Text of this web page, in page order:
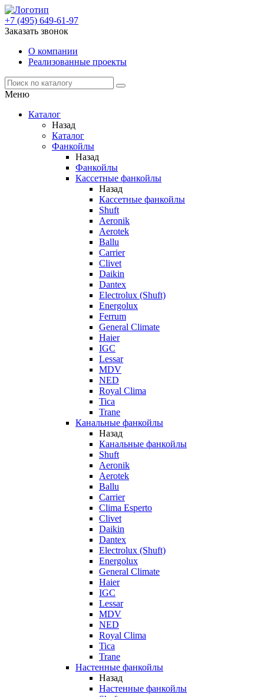
+7 (495) 649-61-97
Заказать звонок
О компании
Реализованные проекты
Меню
Каталог
Назад
Каталог
Фанкойлы
Назад
Фанкойлы
Кассетные фанкойлы
Назад
Кассетные фанкойлы
Shuft
Aeronik
Aerotek
Ballu
Carrier
Clivet
Daikin
Dantex
Electrolux (Shuft)
Energolux
Ferrum
General Climate
Haier
IGC
Lessar
MDV
NED
Royal Clima
Tica
Trane
Канальные фанкойлы
Назад
Канальные фанкойлы
Shuft
Aeronik
Aerotek
Ballu
Carrier
Clima Esperto
Clivet
Daikin
Dantex
Electrolux (Shuft)
Energolux
General Climate
Haier
IGC
Lessar
MDV
NED
Royal Clima
Tica
Trane
Настенные фанкойлы
Назад
Настенные фанкойлы